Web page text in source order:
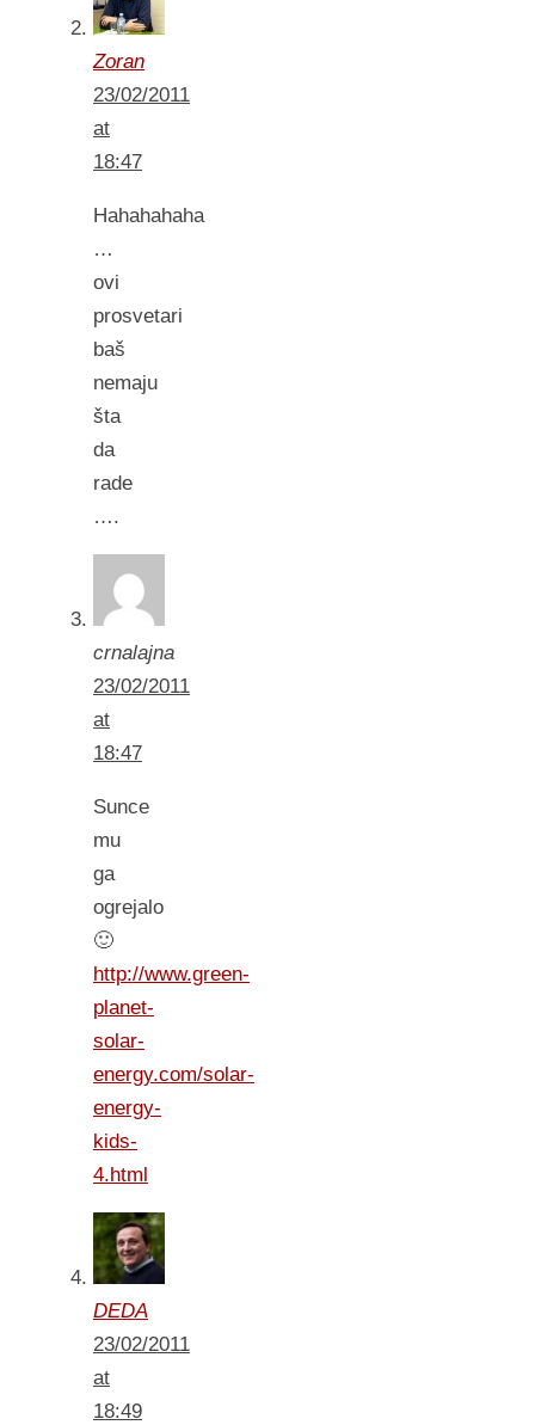
Zoran
23/02/2011
at
18:47
Hahahahaha
…
ovi
prosvetari
baš
nemaju
šta
da
rade
….
crnalajna
23/02/2011
at
18:47
Sunce
mu
ga
ogrejalo
🙂
http://www.green-
planet-
solar-
energy.com/solar-
energy-
kids-
4.html
DEDA
23/02/2011
at
18:49